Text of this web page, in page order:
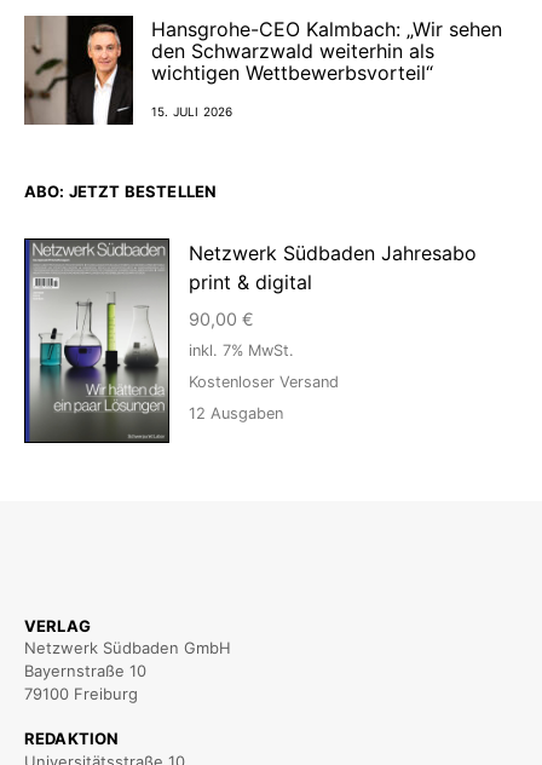
Hansgrohe-CEO Kalmbach: „Wir sehen
den Schwarzwald weiterhin als
wichtigen Wettbewerbsvorteil“
15. JULI 2026
ABO: JETZT BESTELLEN
Netzwerk Südbaden Jahresabo
print & digital
90,00 €
inkl. 7% MwSt.
Kostenloser Versand
12 Ausgaben
VERLAG
Netzwerk Südbaden GmbH
Bayernstraße 10
79100 Freiburg
REDAKTION